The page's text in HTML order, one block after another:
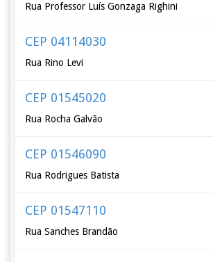
Rua Professor Luís Gonzaga Righini
CEP 04114030
Rua Rino Levi
CEP 01545020
Rua Rocha Galvão
CEP 01546090
Rua Rodrigues Batista
CEP 01547110
Rua Sanches Brandão